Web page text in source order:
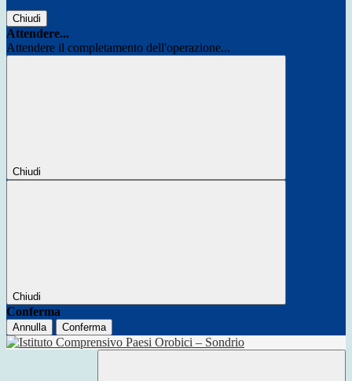
Chiudi
Attendere...
Attendere il completamento dell'operazione...
Chiudi
Chiudi
Conferma
Annulla Conferma